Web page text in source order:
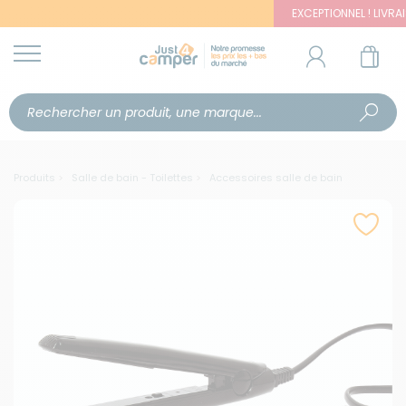
EXCEPTIONNEL ! LIVRAISON
Produits Salle de bain - Toilettes Accessoires salle de bain